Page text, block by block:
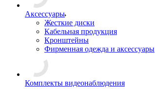
Аксессуары
Жесткие диски
Кабельная продукция
Кронштейны
Фирменная одежда и аксессуары
Комплекты видеонаблюдения